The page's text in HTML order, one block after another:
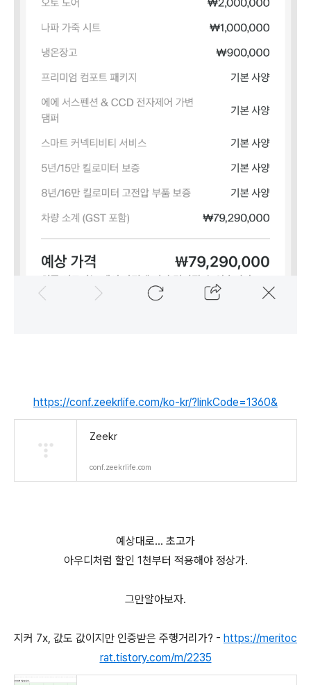
https://conf.zeekrlife.com/ko-kr/?linkCode=1360&
Zeekr
conf.zeekrlife.com
예상대로… 초고가
아우디처럼 할인 1천부터 적용해야 정상가.
그만알아보자.
지커 7x, 값도 값이지만 인증받은 주행거리가? - https://meritoc
rat.tistory.com/m/2235